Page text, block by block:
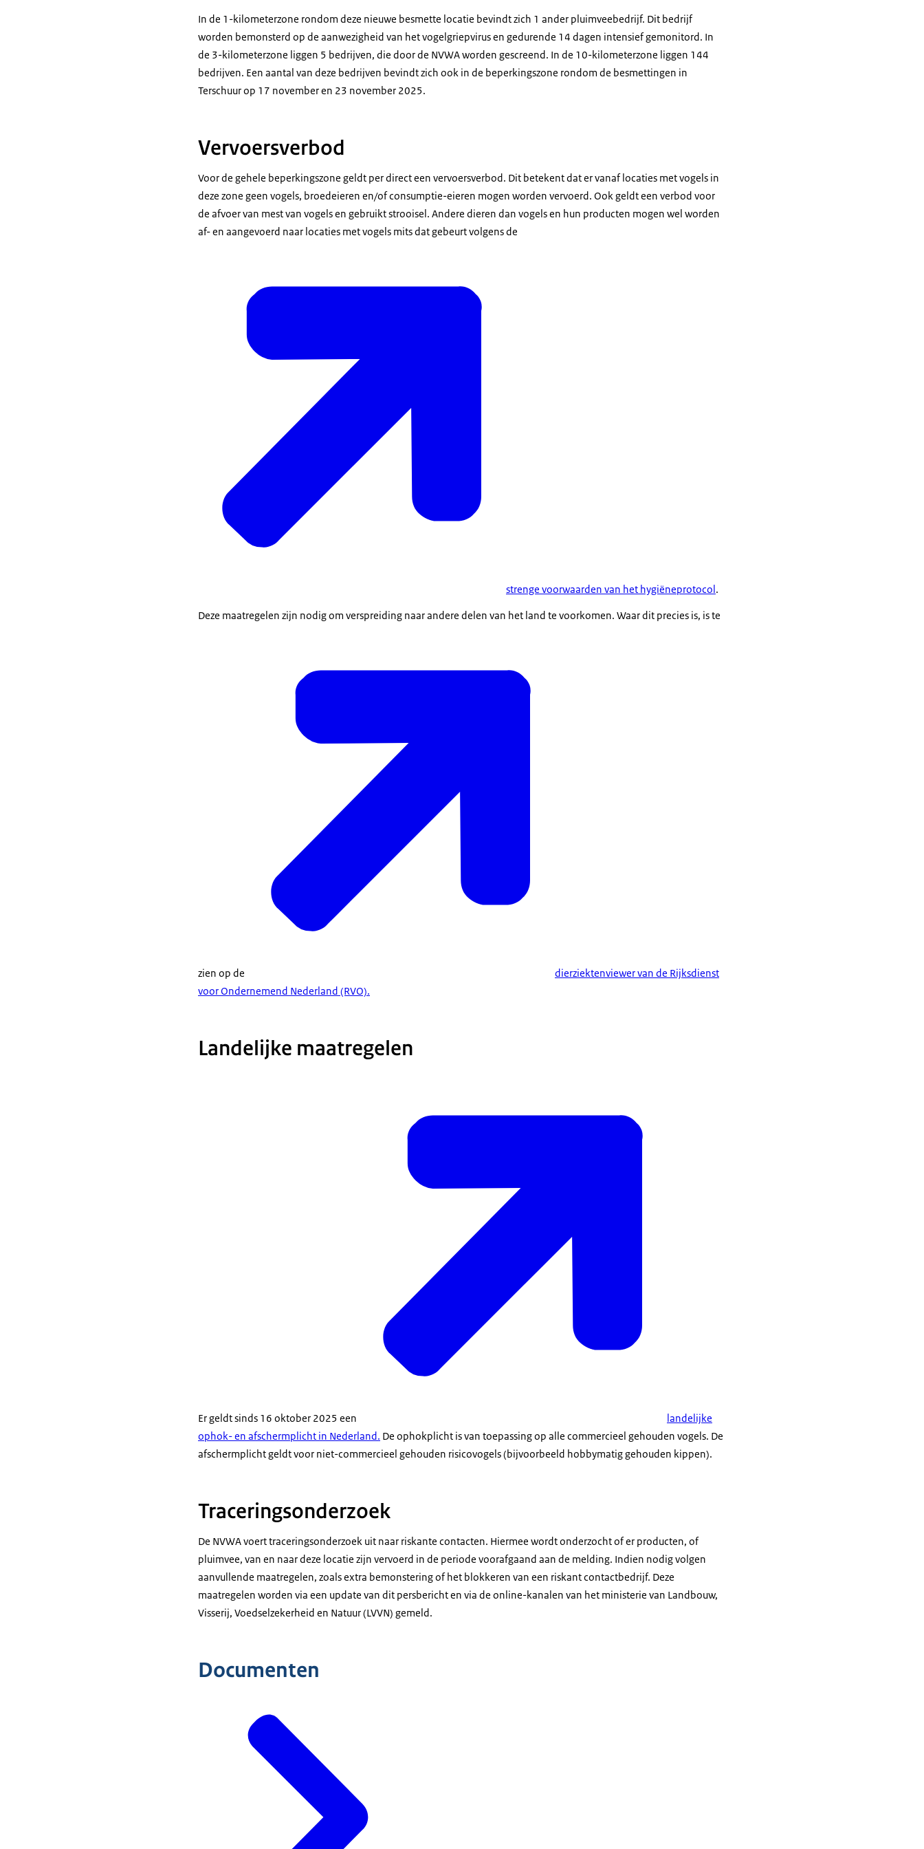
In de 1-kilometerzone rondom deze nieuwe besmette locatie bevindt zich 1 ander pluimveebedrijf. Dit bedrijf
worden bemonsterd op de aanwezigheid van het vogelgriepvirus en gedurende 14 dagen intensief gemonitord. In
de 3-kilometerzone liggen 5 bedrijven, die door de NVWA worden gescreend. In de 10-kilometerzone liggen 144
bedrijven. Een aantal van deze bedrijven bevindt zich ook in de beperkingszone rondom de besmettingen in
Terschuur op 17 november en 23 november 2025.
Vervoersverbod
Voor de gehele beperkingszone geldt per direct een vervoersverbod. Dit betekent dat er vanaf locaties met vogels in
deze zone geen vogels, broedeieren en/of consumptie-eieren mogen worden vervoerd. Ook geldt een verbod voor
de afvoer van mest van vogels en gebruikt strooisel. Andere dieren dan vogels en hun producten mogen wel worden
af- en aangevoerd naar locaties met vogels mits dat gebeurt volgens de
strenge voorwaarden van het hygiëneprotocol.
Deze maatregelen zijn nodig om verspreiding naar andere delen van het land te voorkomen. Waar dit precies is, is te
zien op de
dierziektenviewer van de Rijksdienst
voor Ondernemend Nederland (RVO).
Landelijke maatregelen
Er geldt sinds 16 oktober 2025 een
landelijke
ophok- en afschermplicht in Nederland. De ophokplicht is van toepassing op alle commercieel gehouden vogels. De
afschermplicht geldt voor niet-commercieel gehouden risicovogels (bijvoorbeeld hobbymatig gehouden kippen).
Traceringsonderzoek
De NVWA voert traceringsonderzoek uit naar riskante contacten. Hiermee wordt onderzocht of er producten, of
pluimvee, van en naar deze locatie zijn vervoerd in de periode voorafgaand aan de melding. Indien nodig volgen
aanvullende maatregelen, zoals extra bemonstering of het blokkeren van een riskant contactbedrijf. Deze
maatregelen worden via een update van dit persbericht en via de online-kanalen van het ministerie van Landbouw,
Visserij, Voedselzekerheid en Natuur (LVVN) gemeld.
Documenten